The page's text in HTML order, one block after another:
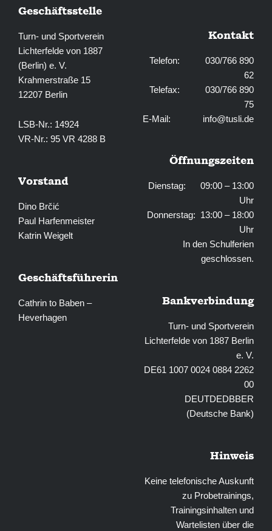
Geschäftsstelle
Turn- und Sportverein
Lichterfelde von 1887
(Berlin) e. V.
Krahmerstraße 15
12207 Berlin
LSB-Nr.: 14924
VR-Nr.: 95 VR 4288 B
Vorstand
Dino Brčić
Paul Harfenmeister
Katrin Weigelt
Geschäftsführerin
Cathrin to Baben –
Heverhagen
Kontakt
Telefon: 030/766 890
62
Telefax: 030/766 890
75
E-Mail: info@tusli.de
Öffnungszeiten
Dienstag: 09:00 – 13:00
Uhr
Donnerstag: 13:00 – 18:00
Uhr
In den Schulferien
geschlossen.
Bankverbindung
Turn- und Sportverein
Lichterfelde von 1887 Berlin
e. V.
DE61 1007 0024 0884 2262
00
DEUTDEDBBER
(Deutsche Bank)
Hinweis
Keine telefonische Auskunft
zu Probetrainings,
Trainingsinhalten und
Wartelisten über die